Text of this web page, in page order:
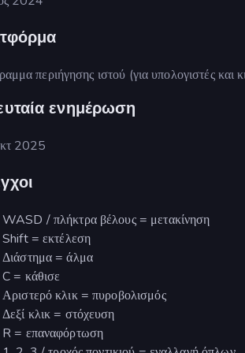
περιήγησης ιστού (για υπολογιστές και
ενημέρωση
2025
WASD / πλήκτρα βέλους = μετακίνηση
Shift = εκτέλεση
Διάστημα = άλμα
C = κάθισε
Αριστερό κλικ = πυροβολισμός
Δεξί κλικ = στόχευση
R = επαναφόρτωση